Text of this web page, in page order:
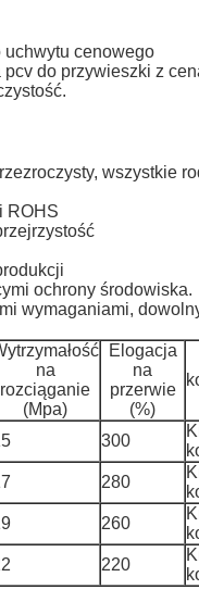
uchwytu cenowego
do przywieszki z
wszystkie
ROHS
ochrony środowiska.
wymaganiami,
na
rozciąganie
(Mpa)
Elogacja
na
przerwie
(%)
300
280
260
220